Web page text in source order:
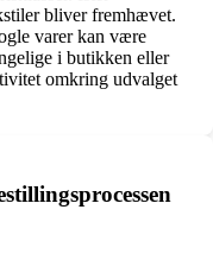
bliver fremhævet.
varer kan være
i butikken eller
omkring udvalget